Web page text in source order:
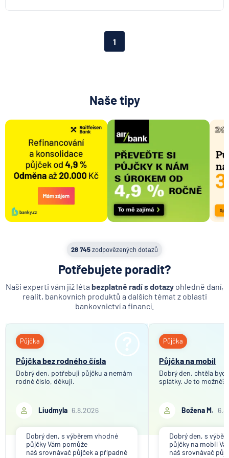
Generali česká pojišťovna
HDI Versicherung AG
ING Bank N. V.
J&T BANKA
KB Penzijní společnost
Komerční banka
Komerční pojišťovna
Kooperativa pojišťovna
Max banka
MetLife Europe d.a.c.
Modrá pyramida stavební spořitelna
MONETA Money Bank
Národní rozvojová banka
NEY spořitelní družstvo
NN Penzijní společnost
NN Životná poisťovňa
Oberbank AG
PPF banka
Raiffeisen stavební spořitelna
Sparkasse Oberlausitz
SV pojišťovna
Trinity Bank
1
Naše tipy
28 745zodpovězených dotazů
Potřebujete poradit?
Naši experti vám již léta bezplatně radí s dotazy ohledně daní,
realit, bankovních produktů a dalších témat z oblasti
bankovnictví a financí.
Půjčka
Půjčka bez rodného čísla
Dobrý den, potřebuji půjčku a nemám
rodné číslo, děkuji.
Liudmyla 6.8.2026
Dobrý den, s výběrem vhodné
půjčky Vám pomůže
náš srovnávač půjček a případně
Půjčka
Půjčka na mobil
Dobrý den, chtěla
splátky. Je to možné?
Božena M.
Dobrý den, s
půjčky na mobil
náš srovnávač